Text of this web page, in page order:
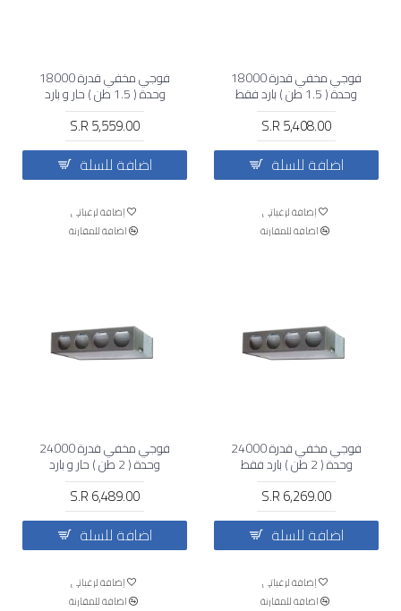
فوجي مخفي قدرة 18000
وحدة ( 1.5 طن ) بارد فقط
S.R 5,408.00
اضافة للسلة
إضافة لرغباتي
اضافة للمقارنة
فوجي مخفي قدرة 18000
وحدة ( 1.5 طن ) حار و بارد
S.R 5,559.00
اضافة للسلة
إضافة لرغباتي
اضافة للمقارنة
فوجي مخفي قدرة 24000
وحدة ( 2 طن ) بارد فقط
S.R 6,269.00
اضافة للسلة
إضافة لرغباتي
اضافة للمقارنة
فوجي مخفي قدرة 24000
وحدة ( 2 طن ) حار و بارد
S.R 6,489.00
اضافة للسلة
إضافة لرغباتي
اضافة للمقارنة